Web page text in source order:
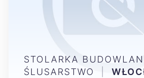
STOLARKA
ŚLUSARSTWO